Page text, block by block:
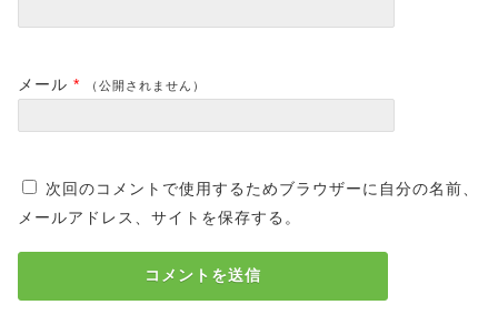
メール * （公開されません）
次回のコメントで使用するためブラウザーに自分の名前、
メールアドレス、サイトを保存する。